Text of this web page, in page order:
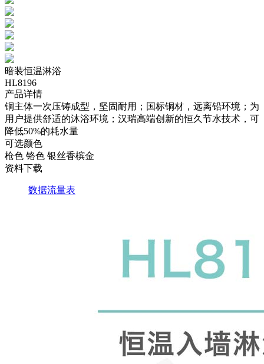
暗装恒温淋浴
HL8196
产品详情
铜主体一次压铸成型，坚固耐用；国标铜材，远离铅环境；为
用户提供舒适的沐浴环境；汉瑞高端创新的恒久节水技术，可
降低50%的耗水量
可选颜色
枪色 铬色 银丝香槟金
资料下载
数据流量表